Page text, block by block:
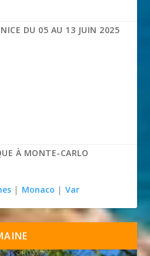
DU 05 AU 13 JUIN 2025
À MONTE-CARLO
| Monaco | Var